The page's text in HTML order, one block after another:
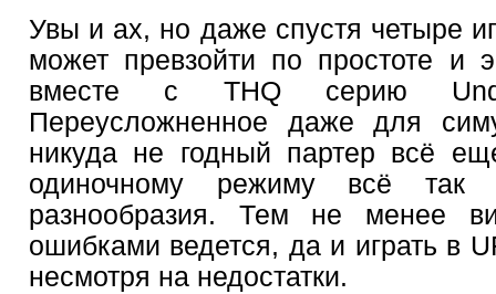
Увы и ах, но даже спустя четыре
может превзойти по простоте и
вместе с THQ серию
Переусложненное даже для
никуда не годный партер всё
одиночному режиму всё так
разнообразия. Тем не менее
ошибками ведется, да и играть в
несмотря на недостатки.